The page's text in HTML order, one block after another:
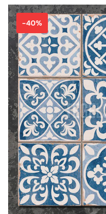
-40%